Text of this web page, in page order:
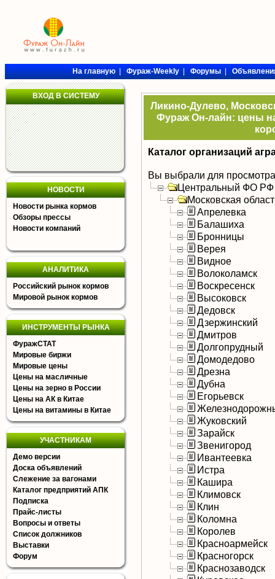
На главную|Фураж-Weekly|Форумы|
ВХОД В СИСТЕМУ
НОВОСТИ
Новости рынка кормов
Обзоры прессы
Новости компаний
АНАЛИТИКА
Российский рынок кормов
Мировой рынок кормов
ИНСТРУМЕНТЫ РЫНКА
ФуражСТАТ
Мировые биржи
Мировые цены
Цены на масличные
Цены на зерно в России
Цены на АК в Китае
Цены на витамины в Китае
УЧАСТНИКАМ
Демо версии
Доска объявлений
Слежение за вагонами
Каталог предприятий АПК
Подписка
Прайс-листы
Вопросы и ответы
Список должников
Выставки
Форум
Ликино-Дулево,
Фураж Он-лайн: цены
Каталог организаций
Вы выбрали для
Центральный ФО РФ
Московская
Апрелевка
Балашиха
Бронницы
Верея
Видное
Волоколамск
Воскресенск
Высоковск
Дедовск
Дзержинский
Дмитров
Долгопрудный
Домодедово
Дрезна
Дубна
Егорьевск
Жуковский
Зарайск
Звенигород
Ивантеевка
Истра
Кашира
Климовск
Клин
Коломна
Королев
Красноармейск
Красногорск
Краснозаводск